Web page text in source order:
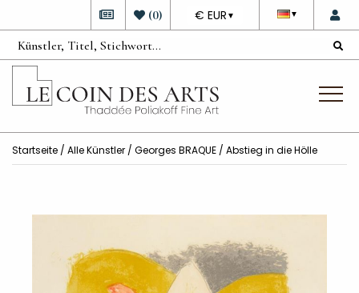
▼
DEVISE
€ EUR ▼
(0)
Startseite / Alle Künstler / Georges BRAQUE / Abstieg in die Hölle